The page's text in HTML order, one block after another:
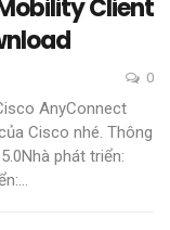
Client
0
AnyConnect
Cisco nhé. Thông
phát triển:
…